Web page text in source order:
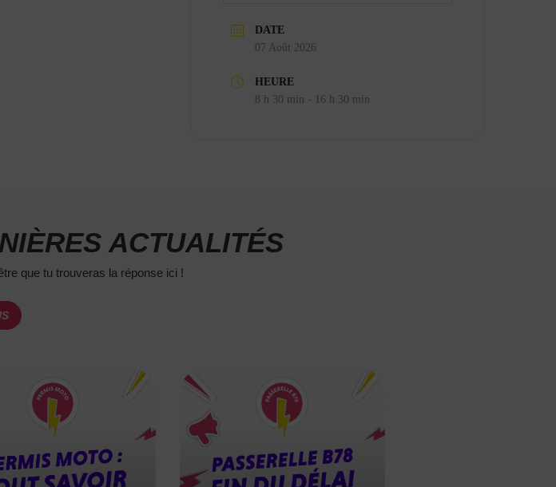
DATE
07 Août 2026
HEURE
8 h 30 min - 16 h 30 min
ACTUALITÉS
que tu trouveras la réponse ici !